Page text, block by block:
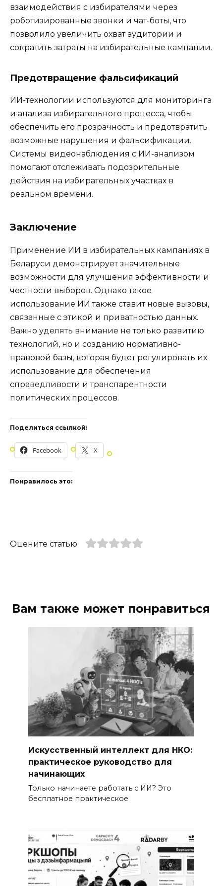
взаимодействия с избирателями через
роботизированные звонки и чат-боты, что
позволило увеличить охват аудитории и
сократить затраты на избирательные кампании.
Предотвращение фальсификаций
ИИ-технологии используются для мониторинга
и анализа избирательного процесса, чтобы
обеспечить его прозрачность и предотвратить
возможные нарушения и фальсификации.
Системы видеонаблюдения с ИИ-анализом
помогают отслеживать подозрительные
действия на избирательных участках в
реальном времени.
Заключение
Применение ИИ в избирательных кампаниях в
Беларуси демонстрирует значительные
возможности для улучшения эффективности и
честности выборов. Однако такое
использование ИИ также ставит новые вызовы,
связанные с этикой и приватностью данных.
Важно уделять внимание не только развитию
технологий, но и созданию нормативно-
правовой базы, которая будет регулировать их
использование для обеспечения
справедливости и транспарентности
политических процессов.
Поделиться ссылкой:
Facebook X
Понравилось это:
Оцените статью
Вам также может понравиться
Искусственный интеллект для НКО:
практическое руководство для
начинающих
Только начинаете работать с ИИ? Это
бесплатное практическое